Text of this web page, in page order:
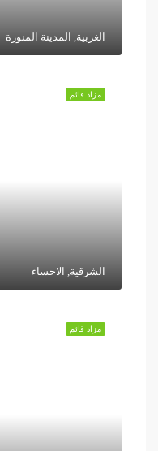
الغربية, المدينة المنورة
مزاد قائم
الشرقية, الاحساء
مزاد قائم